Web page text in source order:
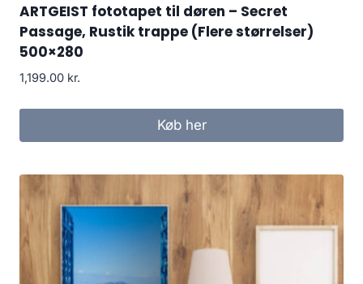
ARTGEIST fototapet til døren – Secret
Passage, Rustik trappe (Flere størrelser)
500×280
1,199.00 kr.
Køb her